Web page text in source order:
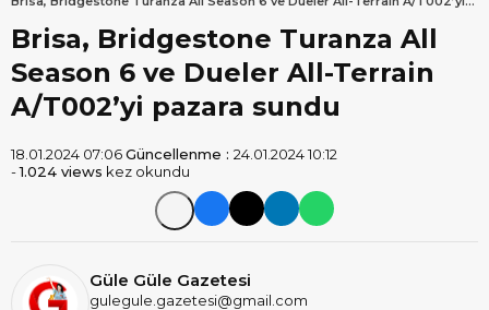
pazara sundu
Brisa, Bridgestone Turanza All
Season 6 ve Dueler All-Terrain
A/T002’yi pazara sundu
18.01.2024 07:06Güncellenme : 24.01.2024 10:12
-1.024 views kez okundu
Güle Güle Gazetesi
gulegule.gazetesi@gmail.com